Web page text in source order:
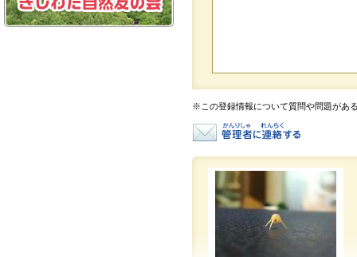
※この登録情報について質問や問題があ